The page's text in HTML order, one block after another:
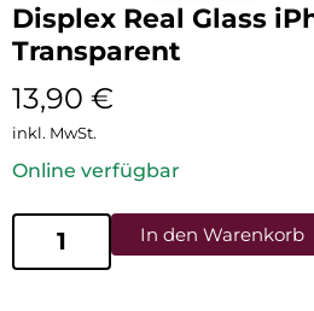
Displex Real Glass
Transparent
13,90 €
inkl. MwSt.
Online verfügbar
In den Warenkorb